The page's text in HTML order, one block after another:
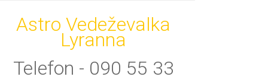
Astro Vedeževalka
Lyranna
Telefon - 090 55 33